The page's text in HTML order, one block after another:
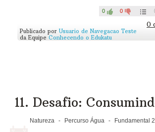
0 0
0
Publicado por Usuario de Navegacao Teste
da Equipe Conhecendo o Edukatu
11. Desafio:
Natureza - Percurso Água - Fundamental 2